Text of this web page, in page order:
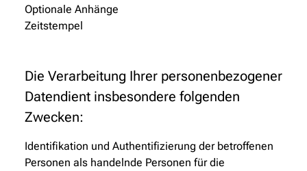
Optionale Anhänge
Zeitstempel
Die Verarbeitung Ihrer personenbezogener
Datendient insbesondere folgenden
Zwecken:
Identifikation und Authentifizierung der betroffenen
Personen als handelnde Personen für die